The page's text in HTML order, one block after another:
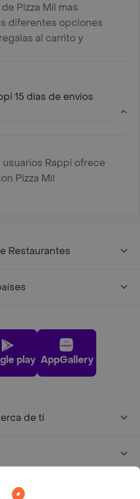
Pizza Mil mas
diferentes opciones
al carrito y
15 días de envíos
usuarios Rappi ofrece
Pizza Mil
Restaurantes
play AppGallery
de ti